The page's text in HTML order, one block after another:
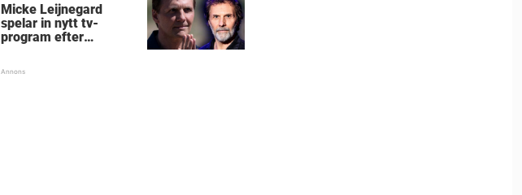
Micke Leijnegard
spelar in nytt tv-
program efter